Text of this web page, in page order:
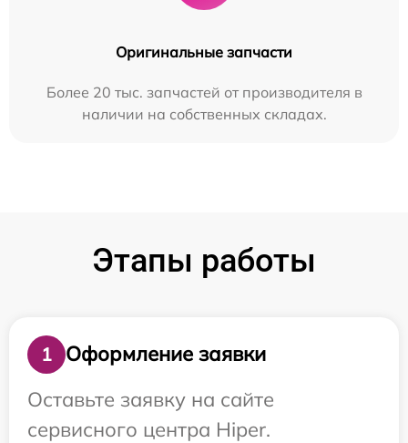
Оригинальные запчасти
Более 20 тыс. запчастей от производителя в
наличии на собственных складах.
Этапы работы
1
Оформление заявки
Оставьте заявку на сайте
сервисного центра Hiper.